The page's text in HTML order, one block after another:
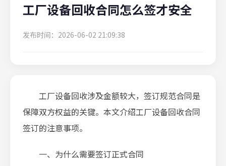
工厂设备回收合同怎么签才安全
发布时间：2026-06-02 21:09:38
工厂设备回收涉及金额较大，签订规范合同是
保障双方权益的关键。本文介绍工厂设备回收合同
签订的注意事项。
一、为什么需要签订正式合同